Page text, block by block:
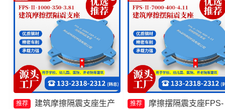
推荐
建筑摩擦隔震支座生产
推荐
摩擦摆隔震支座FPS-